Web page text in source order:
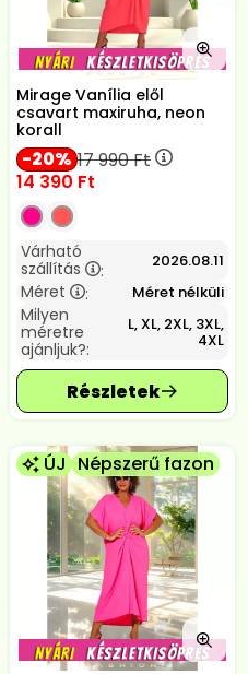
Mirage Vanília elől
csavart maxiruha, neon
korall
20 17 990Ft
14 390 Ft
Várható
szállítás
: 2026.08.11
Méret : Méret nélküli
Milyen
méretre
ajánljuk?:
L, XL, 2XL, 3XL,
4XL
ÚJ Népszerű fazon